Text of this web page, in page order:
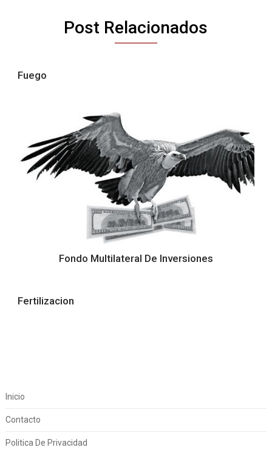
Post Relacionados
Fuego
Fondo Multilateral De Inversiones
Fertilizacion
Inicio
Contacto
Politica De Privacidad